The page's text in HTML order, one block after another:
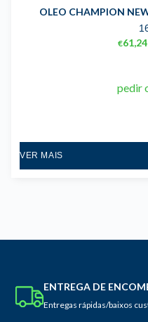
OLEO CHAMPION
€61,24
pedir
VER MAIS
ENTREGA DE
Entregas rápidas/baixos